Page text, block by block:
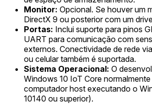
Monitor: Opcional. Se houver um
DirectX 9 ou posterior com um
Portas: Inclui suporte para pinos
UART para comunicação com
externos. Conectividade de rede
ou celular também é suportada.
Sistema Operacional: O
Windows 10 IoT Core
computador host executando o
10140 ou superior).